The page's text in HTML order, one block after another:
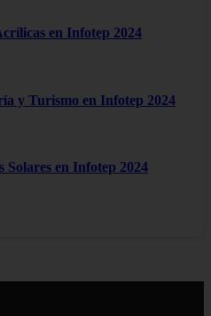
en Infotep 2024
y Turismo en Infotep 2024
Solares en Infotep 2024